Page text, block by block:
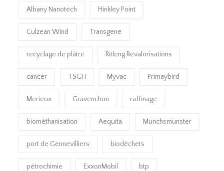
Albany Nanotech Hinkley Point
Culzean Wind Transgene
recyclage de plâtre Ritleng Revalorisations
cancer TSGH Myvac Primaybird
Merieux Gravenchon raffinage
biométhanisation Aequita Münchsmünster
port de Gennevilliers biodéchets
pétrochimie ExxonMobil btp